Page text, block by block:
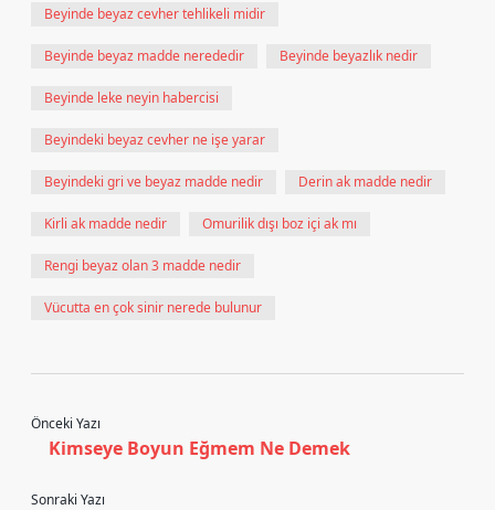
Beyinde beyaz cevher tehlikeli midir
Beyinde beyaz madde nerededir Beyinde beyazlık nedir
Beyinde leke neyin habercisi
Beyindeki beyaz cevher ne işe yarar
Beyindeki gri ve beyaz madde nedir Derin ak madde nedir
Kirli ak madde nedir Omurilik dışı boz içi ak mı
Rengi beyaz olan 3 madde nedir
Vücutta en çok sinir nerede bulunur
Önceki Yazı
Kimseye Boyun Eğmem Ne Demek
Sonraki Yazı